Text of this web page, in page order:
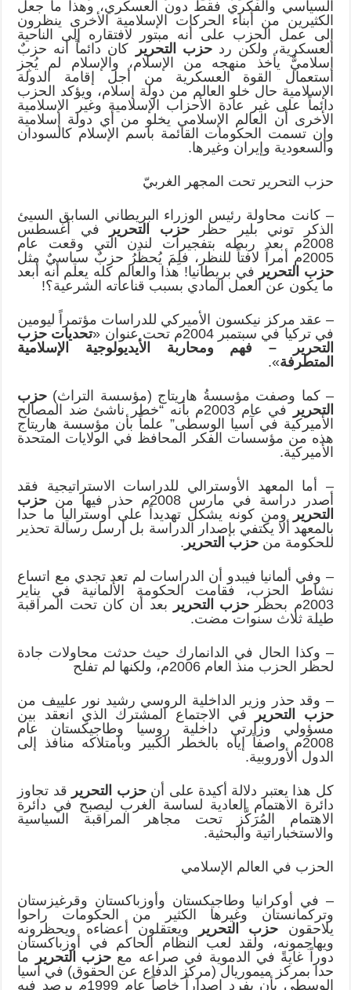
السياسي والفكري فقط دون العسكري، وهذا ما جعل
الكثيرين من أبناء الحركات الإسلامية الأخرى ينظرون
إلى عمل الحزب على أنه مبتور لافتقاره إلى الناحية
العسكرية، ولكن ردحزب التحرير
كان دائماً أنه حزبٌ
إسلاميٌّ يأخذ منهجه من الإسلام، والإسلام لم يُجِز
استعمال القوة العسكرية من أجل إقامة الدولة
الإسلامية حال خلو العالم من دولة إسلام، ويؤكد الحزب
دائماً على غير عادة الأحزاب الإسلامية وغير الإسلامية
الأخرى أن العالم الإسلامي يخلو من أي دولة إسلامية
وإن تسمت الحكومات القائمة باسم الإسلام كالسودان
والسعودية وإيران وغيرها.
حزب التحرير تحت المجهر الغربيّ
– كانت محاولة رئيس الوزراء البريطاني السابق السيئ
الذكر توني بلير حظرحزب التحرير
في أغسطس
2008م بعد ربطه بتفجيرات لندن التي وقعت عام
2005م أمراً لافتاً للنظر، فلِمَ يُحظَرُ حزبٌ سياسيٌ مثل
حزب التحرير في بريطانيا! هذا والعالم كله يعلم أنه أبعد
ما يكون عن العمل المادي بسبب قناعاته الشرعية؟!
– عقد مركز نيكسون الأميركي للدراسات مؤتمراً ليومين
في تركيا في سبتمبر 2004م تحت عنوان «
تحديات حزب
التحرير – فهم ومحاربة الأيديولوجية الإسلامية
المتطرفة».
– كما وصفت مؤسسةُ هاريتاج (مؤسسة التراث) حزب
التحرير
في عام 2003م بأنه “خطر ناشئ ضد المصالح
الأميركية في آسيا الوسطى” علماً بأن مؤسسة هاريتاج
هذه من مؤسسات الفكر المحافظ في الولايات المتحدة
الأميركية.
– أما المعهد الأوسترالي للدراسات الاستراتيجية فقد
أصدر دراسة في مارس 2008م حذر فيها من
حزب
التحرير
ومن كونه يشكل تهديداً على أوستراليا ما حدا
بالمعهد ألا يكتفي بإصدار الدراسة بل أرسل رسالة تحذير
للحكومة منحزب التحرير .
– وفي ألمانيا فيبدو أن الدراسات لم تعد تجدي مع اتساع
نشاط الحزب، فقامت الحكومة الألمانية في يناير
2003م بحظر
حزب التحرير
بعد أن كان تحت المراقبة
طيلة ثلاث سنوات مضت.
– وكذا الحال في الدانمارك حيث حدثت محاولات جادة
لحظر الحزب منذ العام 2006م، ولكنها لم تفلح
– وقد حذر وزير الداخلية الروسي رشيد نور علييف من
حزب التحرير في الاجتماع المشترك الذي انعقد بين
مسؤولي وزارتي داخلية روسيا وطاجيكستان عام
2008م واصفاً إياه بالخطر الكبير وبامتلاكه منافذ إلى
الدول الأوروبية.
كل هذا يعتبر دلالة أكيدة على أنحزب التحرير قد تجاوز
دائرة الاهتمام العادية لساسة الغرب ليصبح في دائرة
الاهتمام المُرَكَّز تحت مجاهر المراقبة السياسية
والاستخباراتية والبحثية.
الحزب في العالم الإسلامي
– في أوكرانيا وطاجيكستان وأوزباكستان وقرغيزستان
وتركمانستان وغيرها الكثير من الحكومات راحوا
يلاحقون حزب التحرير
ويعتقلون أعضاءه ويحظرونه
ويهاجمونه، ولقد لعب النظام الحاكم في أوزباكستان
دوراً غايةً في الدموية في صراعه مع حزب التحرير
ما
حدا بمركز ميموريال (مركز الدفاع عن الحقوق) في آسيا
الوسطى بأن يفرد إصداراً خاصاً عام 1999م يرصد فيه